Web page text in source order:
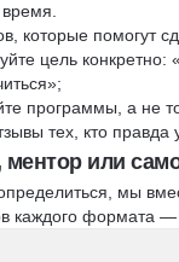
которые помогут
цель конкретно:
программы, а не
тех, кто
ментор или
мы
каждого формата —